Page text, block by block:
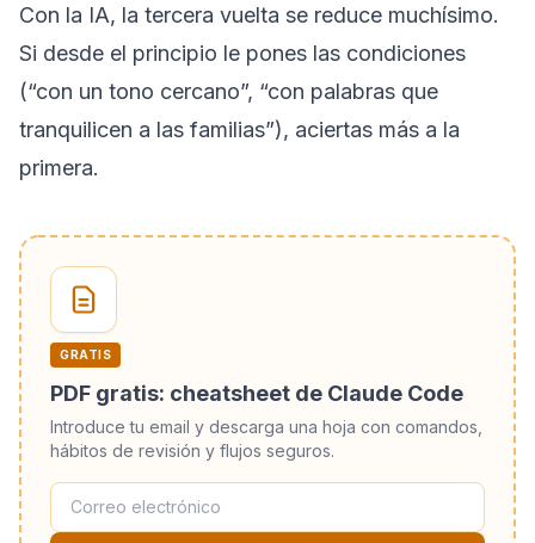
Con la IA, la tercera vuelta se reduce muchísimo.
Si desde el principio le pones las condiciones
(“con un tono cercano”, “con palabras que
tranquilicen a las familias”), aciertas más a la
primera.
GRATIS
PDF gratis: cheatsheet de Claude Code
Introduce tu email y descarga una hoja con comandos,
hábitos de revisión y flujos seguros.